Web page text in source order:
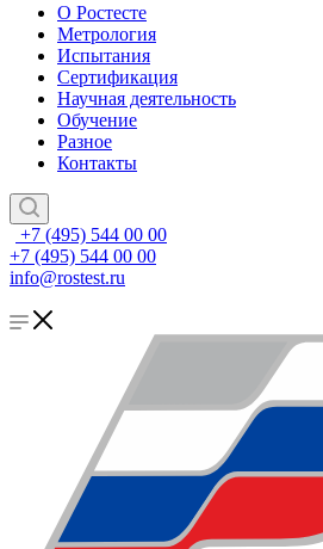
О Ростесте
Метрология
Испытания
Сертификация
Научная деятельность
Обучение
Разное
Контакты
+7 (495) 544 00 00
+7 (495) 544 00 00
info@rostest.ru